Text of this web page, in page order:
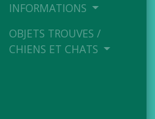
INFORMATIONS
OBJETS TROUVES /
CHIENS ET CHATS